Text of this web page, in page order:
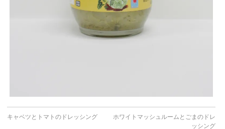
キャベツとトマトのドレッシング
ホワイトマッシュルームとごまのドレ
ッシング